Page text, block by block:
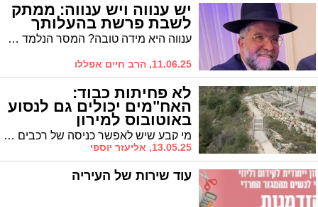
יש ענווה ויש ענווה: ממתק
לשבת פרשת בהעלותך
ענווה היא מידה טובה? המסר הנלמד מהפרשה. ומה בין ענוונה להערכה עצמית?
11.06.25, הרב חיים אפללו
לא פחיתות כבוד:
האח"מים יכולים גם לנסוע
באוטובוס למירון
מי קבע שיש לאפשר כניסה של רכבים פרטיים להר מירון? עם קצת מחשבה, חוסמים את ההר הרמטית לכניסת רכבים פרטיים, וגם האח"מים יעלו אל ההר באוטובוס / חושבים מחוץ לקופסא
13.05.25, אליעזר יוספי
עוד שירות של העיריה